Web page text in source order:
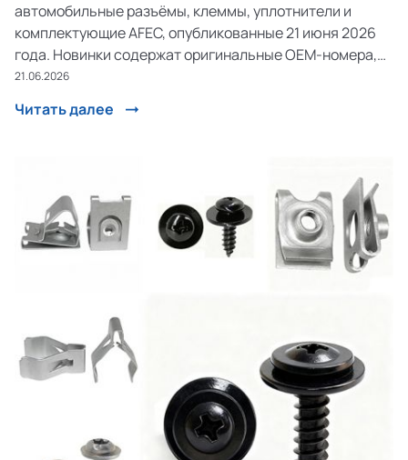
автомобильные разъёмы, клеммы, уплотнители и
комплектующие AFEC, опубликованные 21 июня 2026
года. Новинки содержат оригинальные OEM-номера,
аналоги производителей, области применения и
Каталог регулярно по...
21.06.2026
Читать далее